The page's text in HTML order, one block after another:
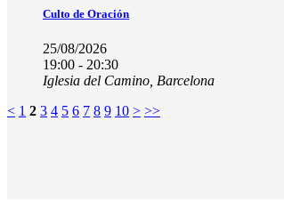
Culto de Oración
25/08/2026
19:00 - 20:30
Iglesia del Camino, Barcelona
< 1 2 3 4 5 6 7 8 9 10 > >>